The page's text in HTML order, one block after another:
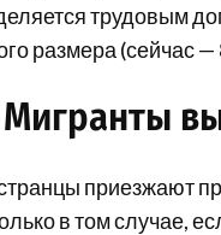
трудовым
размера (сейчас —
приезжают
в том случае,